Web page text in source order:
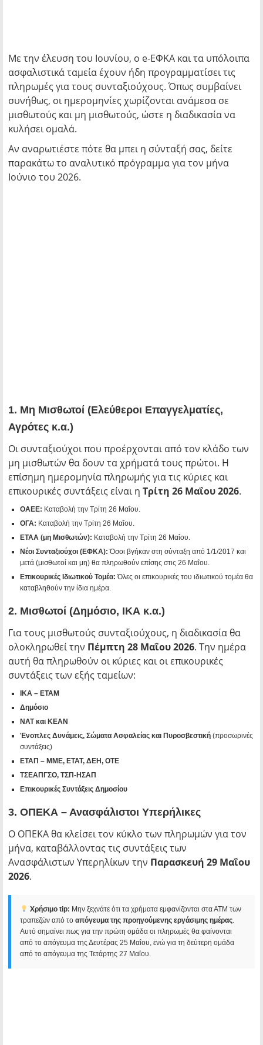
Με την έλευση του Ιουνίου, ο e-ΕΦΚΑ και τα υπόλοιπα
ασφαλιστικά ταμεία έχουν ήδη προγραμματίσει τις
πληρωμές για τους συνταξιούχους. Όπως συμβαίνει
συνήθως, οι ημερομηνίες χωρίζονται ανάμεσα σε
μισθωτούς και μη μισθωτούς, ώστε η διαδικασία να
κυλήσει ομαλά.
Αν αναρωτιέστε πότε θα μπει η σύνταξή σας, δείτε
παρακάτω το αναλυτικό πρόγραμμα για τον μήνα
Ιούνιο του 2026.
1. Μη Μισθωτοί (Ελεύθεροι Επαγγελματίες,
Αγρότες κ.α.)
Οι συνταξιούχοι που προέρχονται από τον κλάδο των
μη μισθωτών θα δουν τα χρήματά τους πρώτοι. Η
επίσημη ημερομηνία πληρωμής για τις κύριες και
επικουρικές συντάξεις είναι η Τρίτη 26 Μαΐου 2026.
ΟΑΕΕ: Καταβολή την Τρίτη 26 Μαΐου.
ΟΓΑ: Καταβολή την Τρίτη 26 Μαΐου.
ΕΤΑΑ (μη Μισθωτών): Καταβολή την Τρίτη 26 Μαΐου.
Νέοι Συνταξιούχοι (ΕΦΚΑ): Όσοι βγήκαν στη σύνταξη από 1/1/2017 και
μετά (μισθωτοί και μη) θα πληρωθούν επίσης στις 26 Μαΐου.
Επικουρικές Ιδιωτικού Τομέα: Όλες οι επικουρικές του ιδιωτικού τομέα θα
καταβληθούν την ίδια ημέρα.
2. Μισθωτοί (Δημόσιο, ΙΚΑ κ.α.)
Για τους μισθωτούς συνταξιούχους, η διαδικασία θα
ολοκληρωθεί την Πέμπτη 28 Μαΐου 2026. Την ημέρα
αυτή θα πληρωθούν οι κύριες και οι επικουρικές
συντάξεις των εξής ταμείων:
ΙΚΑ – ΕΤΑΜ
Δημόσιο
ΝΑΤ και ΚΕΑΝ
Ένοπλες Δυνάμεις, Σώματα Ασφαλείας και Πυροσβεστική (προσωρινές
συντάξεις)
ΕΤΑΠ – ΜΜΕ, ΕΤΑΤ, ΔΕΗ, ΟΤΕ
ΤΣΕΑΠΓΣΟ, ΤΣΠ-ΗΣΑΠ
Επικουρικές Συντάξεις Δημοσίου
3. ΟΠΕΚΑ – Ανασφάλιστοι Υπερήλικες
Ο ΟΠΕΚΑ θα κλείσει τον κύκλο των πληρωμών για τον
μήνα, καταβάλλοντας τις συντάξεις των
Ανασφάλιστων Υπερηλίκων την Παρασκευή 29 Μαΐου
2026.
Χρήσιμο tip: Μην ξεχνάτε ότι τα χρήματα εμφανίζονται στα ΑΤΜ των
τραπεζών από το απόγευμα της προηγούμενης εργάσιμης ημέρας
Αυτό σημαίνει πως για την πρώτη ομάδα οι πληρωμές θα φαίνονται
από το απόγευμα της Δευτέρας 25 Μαΐου, ενώ για τη δεύτερη ομάδα
από το απόγευμα της Τετάρτης 27 Μαΐου.